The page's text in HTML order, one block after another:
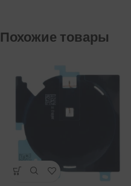
Похожие товары